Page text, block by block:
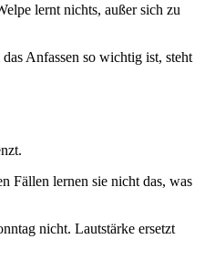
lernt nichts, außer sich zu
Anfassen so wichtig ist, steht
Fällen lernen sie nicht das, was
nicht. Lautstärke ersetzt